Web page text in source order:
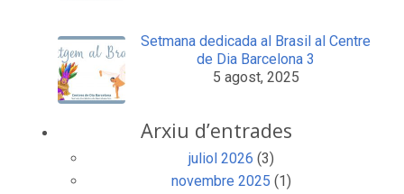
Setmana dedicada al Brasil al Centre
de Dia Barcelona 3
5 agost, 2025
Arxiu d’entrades
juliol 2026 (3)
novembre 2025 (1)